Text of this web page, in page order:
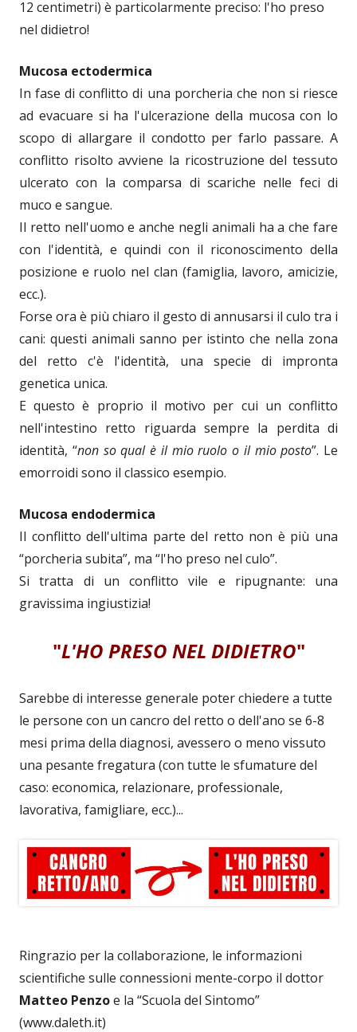
12 centimetri) è particolarmente preciso: l'ho preso
nel didietro!
Mucosa ectodermica
In fase di conflitto di una porcheria che non si riesce
ad evacuare si ha l'ulcerazione della mucosa con lo
scopo di allargare il condotto per farlo passare. A
conflitto risolto avviene la ricostruzione del tessuto
ulcerato con la comparsa di scariche nelle feci di
muco e sangue.
Il retto nell'uomo e anche negli animali ha a che fare
con l'identità, e quindi con il riconoscimento della
posizione e ruolo nel clan (famiglia, lavoro, amicizie,
ecc.).
Forse ora è più chiaro il gesto di annusarsi il culo tra i
cani: questi animali sanno per istinto che nella zona
del retto c'è l'identità, una specie di impronta
genetica unica.
E questo è proprio il motivo per cui un conflitto
nell'intestino retto riguarda sempre la perdita di
identità, “non so qual è il mio ruolo o il mio posto”. Le
emorroidi sono il classico esempio.
Mucosa endodermica
Il conflitto dell'ultima parte del retto non è più una
“porcheria subita”, ma “l'ho preso nel culo”.
Si tratta di un conflitto vile e ripugnante: una
gravissima ingiustizia!
"L'HO PRESO NEL DIDIETRO"
Sarebbe di interesse generale poter chiedere a tutte
le persone con un cancro del retto o dell'ano se 6-8
mesi prima della diagnosi, avessero o meno vissuto
una pesante fregatura (con tutte le sfumature del
caso: economica, relazionare, professionale,
lavorativa, famigliare, ecc.)...
Ringrazio per la collaborazione, le informazioni
scientifiche sulle connessioni mente-corpo il dottor
Matteo Penzoe la “Scuola del Sintomo”
(www.daleth.it)